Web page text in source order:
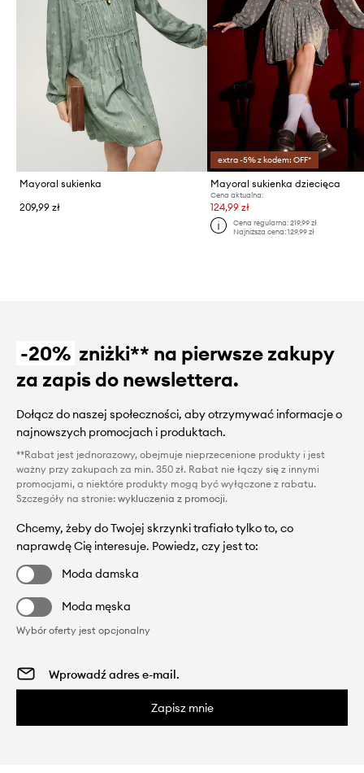
Mayoral sukienka
209,99 zł
extra -5% z kodem: OFF*
Mayoral sukienka dziecięca
Cena aktualna:
124,99 zł
Cena regularna: 219,99 zł
Najniższa cena: 129,99 zł
-20% zniżki** na pierwsze zakupy
za zapis do newslettera.
Dołącz do naszej społeczności, aby otrzymywać informacje o
najnowszych promocjach i produktach.
**Rabat jest jednorazowy, obejmuje nieprzecenione produkty i jest
ważny przy zakupach za min. 350 zł. Rabat nie łączy się z innymi
promocjami, a niektóre produkty mogą być wyłączone z rabatu.
Szczegóły na stronie: wykluczenia z promocji.
Chcemy, żeby do Twojej skrzynki trafiało tylko to, co
naprawdę Cię interesuje. Powiedz, czy jest to:
Moda damska
Moda męska
Wybór oferty jest opcjonalny
Zapisz mnie